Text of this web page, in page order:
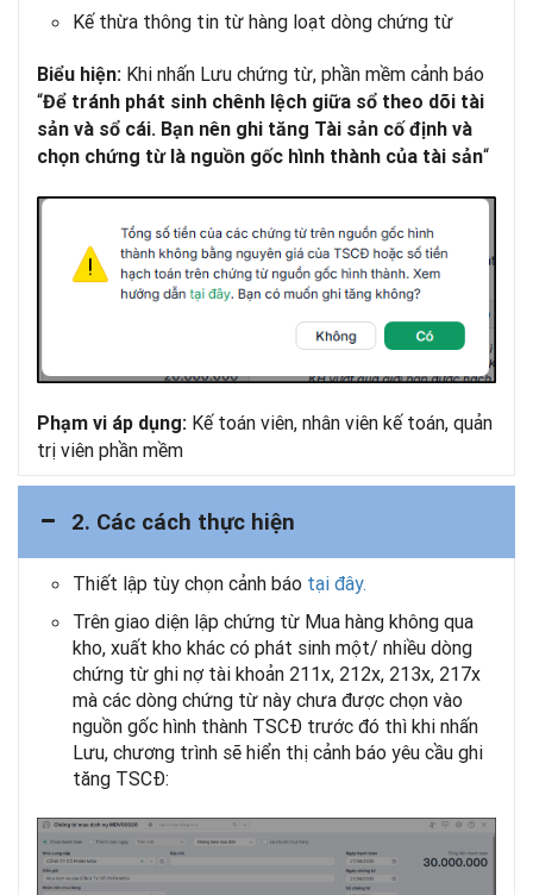
Kế thừa thông tin từ hàng loạt dòng chứng từ
Biểu hiện: Khi nhấn Lưu chứng từ, phần mềm cảnh báo
“Để tránh phát sinh chênh lệch giữa sổ theo dõi tài
sản và sổ cái. Bạn nên ghi tăng Tài sản cố định và
chọn chứng từ là nguồn gốc hình thành của tài sản“
Phạm vi áp dụng: Kế toán viên, nhân viên kế toán, quản
trị viên phần mềm
2. Các cách thực hiện
Thiết lập tùy chọn cảnh báo tại đây.
Trên giao diện lập chứng từ Mua hàng không qua
kho, xuất kho khác có phát sinh một/ nhiều dòng
chứng từ ghi nợ tài khoản 211x, 212x, 213x, 217x
mà các dòng chứng từ này chưa được chọn vào
nguồn gốc hình thành TSCĐ trước đó thì khi nhấn
Lưu, chương trình sẽ hiển thị cảnh báo yêu cầu ghi
tăng TSCĐ: